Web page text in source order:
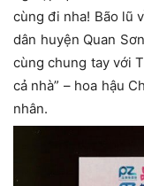
cùng đi nha! Bão lũ
dân huyện Quan
cùng chung tay với
cả nhà” – hoa hậu
nhân.